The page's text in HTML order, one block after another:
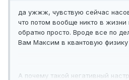
да ужжж, чувствую сейчас
что потом вообще никто в жизни
обратно просто. Вроде все по
Вам Максим в квантовую физику
А почему такой негативный